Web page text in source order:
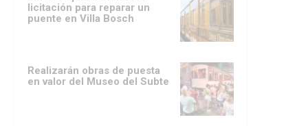
licitación para reparar un
puente en Villa Bosch
Realizarán obras de puesta
en valor del Museo del Subte